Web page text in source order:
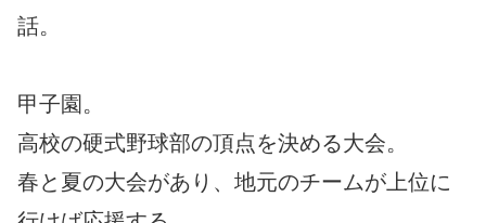
話。
甲子園。
高校の硬式野球部の頂点を決める大会。
春と夏の大会があり、地元のチームが上位に